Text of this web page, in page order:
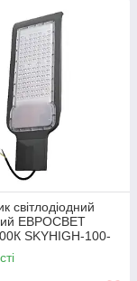
світлодіодний
ЕВРОСВЕТ
SKYHIGH-100-